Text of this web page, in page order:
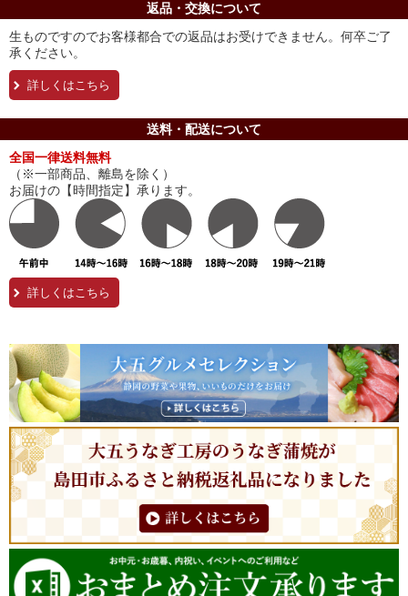
返品・交換について
生ものですのでお客様都合での返品はお受けできません。何卒ご了
承ください。
詳しくはこちら
送料・配送について
全国一律送料無料
（※一部商品、離島を除く）
お届けの【時間指定】承ります。
詳しくはこちら